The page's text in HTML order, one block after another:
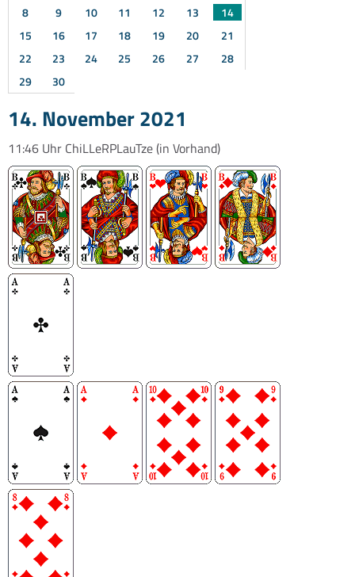
8
9 10 11 12 13
14
15
16 17 18 19 20
21
22
23 24 25 26 27
28
29
30
14. November 2021
11:46 Uhr ChiLLeRPLauTze(in Vorhand)